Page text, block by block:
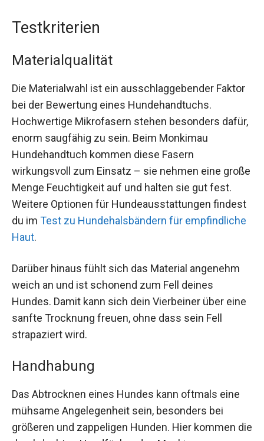
Testkriterien
Materialqualität
Die Materialwahl ist ein ausschlaggebender Faktor
bei der Bewertung eines Hundehandtuchs.
Hochwertige Mikrofasern stehen besonders dafür,
enorm saugfähig zu sein. Beim Monkimau
Hundehandtuch kommen diese Fasern
wirkungsvoll zum Einsatz – sie nehmen eine große
Menge Feuchtigkeit auf und halten sie gut fest.
Weitere Optionen für Hundeausstattungen findest
du im Test zu Hundehalsbändern für empfindliche
Haut.
Darüber hinaus fühlt sich das Material angenehm
weich an und ist schonend zum Fell deines
Hundes. Damit kann sich dein Vierbeiner über eine
sanfte Trocknung freuen, ohne dass sein Fell
strapaziert wird.
Handhabung
Das Abtrocknen eines Hundes kann oftmals eine
mühsame Angelegenheit sein, besonders bei
größeren und zappeligen Hunden. Hier kommen die